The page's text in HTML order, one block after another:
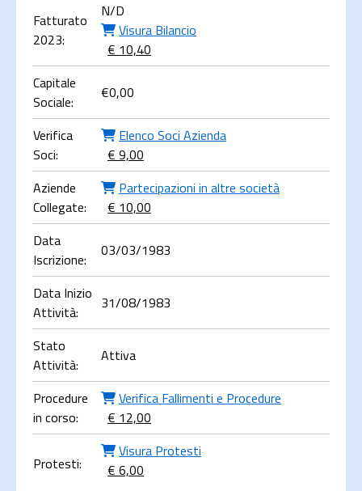
Fatturato
2023:
N/D
Visura Bilancio
€ 10,40
Capitale
Sociale:
€0,00
Verifica
Soci:
Elenco Soci Azienda
€ 9,00
Aziende
Collegate:
Partecipazioni in altre società
€ 10,00
Data
Iscrizione:
03/03/1983
Data Inizio
Attività:
31/08/1983
Stato
Attività:
Attiva
Procedure
in corso:
Verifica Fallimenti e Procedure
€ 12,00
Protesti:
Visura Protesti
€ 6,00